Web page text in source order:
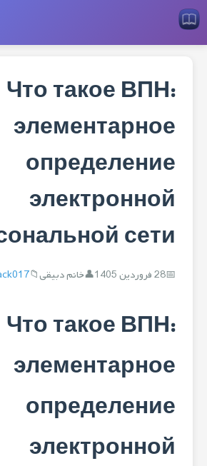
Что такое ВПН:
элементарное
определение
электронной
сети
28 فروردین 1405 خانم دبیقی
Что такое ВПН:
элементарное
определение
электронной